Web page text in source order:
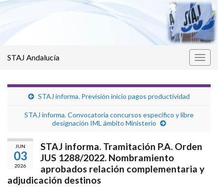
STAJ Andalucía
STAJ informa. Previsión inicio pagos productividad
STAJ informa. Convocatoria concursos específico y libre
designación IML ámbito Ministerio
JUN
03
2026
STAJ informa. Tramitación P.A. Orden
JUS 1288/2022. Nombramiento
aprobados relación complementaria y
adjudicación destinos